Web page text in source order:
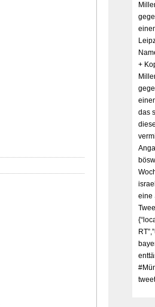
+
das
eine